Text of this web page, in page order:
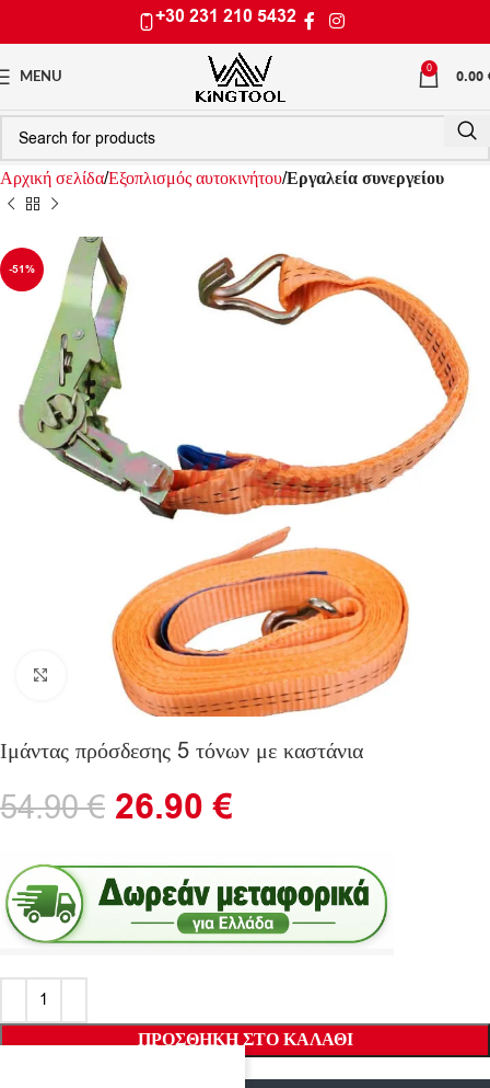
+30 231 210 5432
MENU
0 0.00
Αρχική σελίδαΕξοπλισμός αυτοκινήτουΕργαλεία συνεργείου
-51%
Click to enlarge
Ιμάντας πρόσδεσης 5 τόνων με καστάνια
54.90€ 26.90€
ΠΡΟΣΘΉΚΗ ΣΤΟ ΚΑΛΆΘΙ